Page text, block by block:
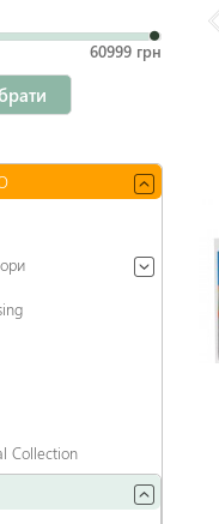
60999 грн
Collection